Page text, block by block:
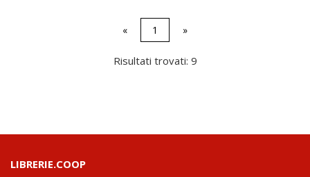
« 1 »
Risultati trovati: 9
LIBRERIE.COOP